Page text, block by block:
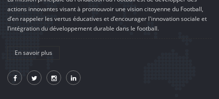
actions innovantes visant à promouvoir une vision citoyenne du Football,
d’en rappeler les vertus éducatives et d’encourager l'innovation sociale et
l’intégration du développement durable dans le football.
En savoir plus